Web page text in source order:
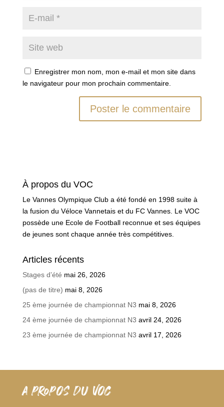
Enregistrer mon nom, mon e-mail et mon site dans
le navigateur pour mon prochain commentaire.
À propos du VOC
Le Vannes Olympique Club a été fondé en 1998 suite à
la fusion du Véloce Vannetais et du FC Vannes. Le VOC
possède une Ecole de Football reconnue et ses équipes
de jeunes sont chaque année très compétitives.
Articles récents
Stages d’été mai 26, 2026
(pas de titre) mai 8, 2026
25 ème journée de championnat N3 mai 8, 2026
24 ème journée de championnat N3 avril 24, 2026
23 ème journée de championnat N3 avril 17, 2026
A PROPOS DU VOC